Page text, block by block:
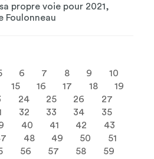
propre voie pour 2021,
Foulonneau
6 7 8 9
10
15 16 17 18
19
24 25 26
27
32 33 34
35
40 41 42
43
48 49 50
51
56 57 58
59